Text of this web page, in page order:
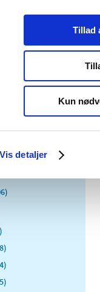
Vis detaljer
Tillad
Kun
Særlige
produktområder